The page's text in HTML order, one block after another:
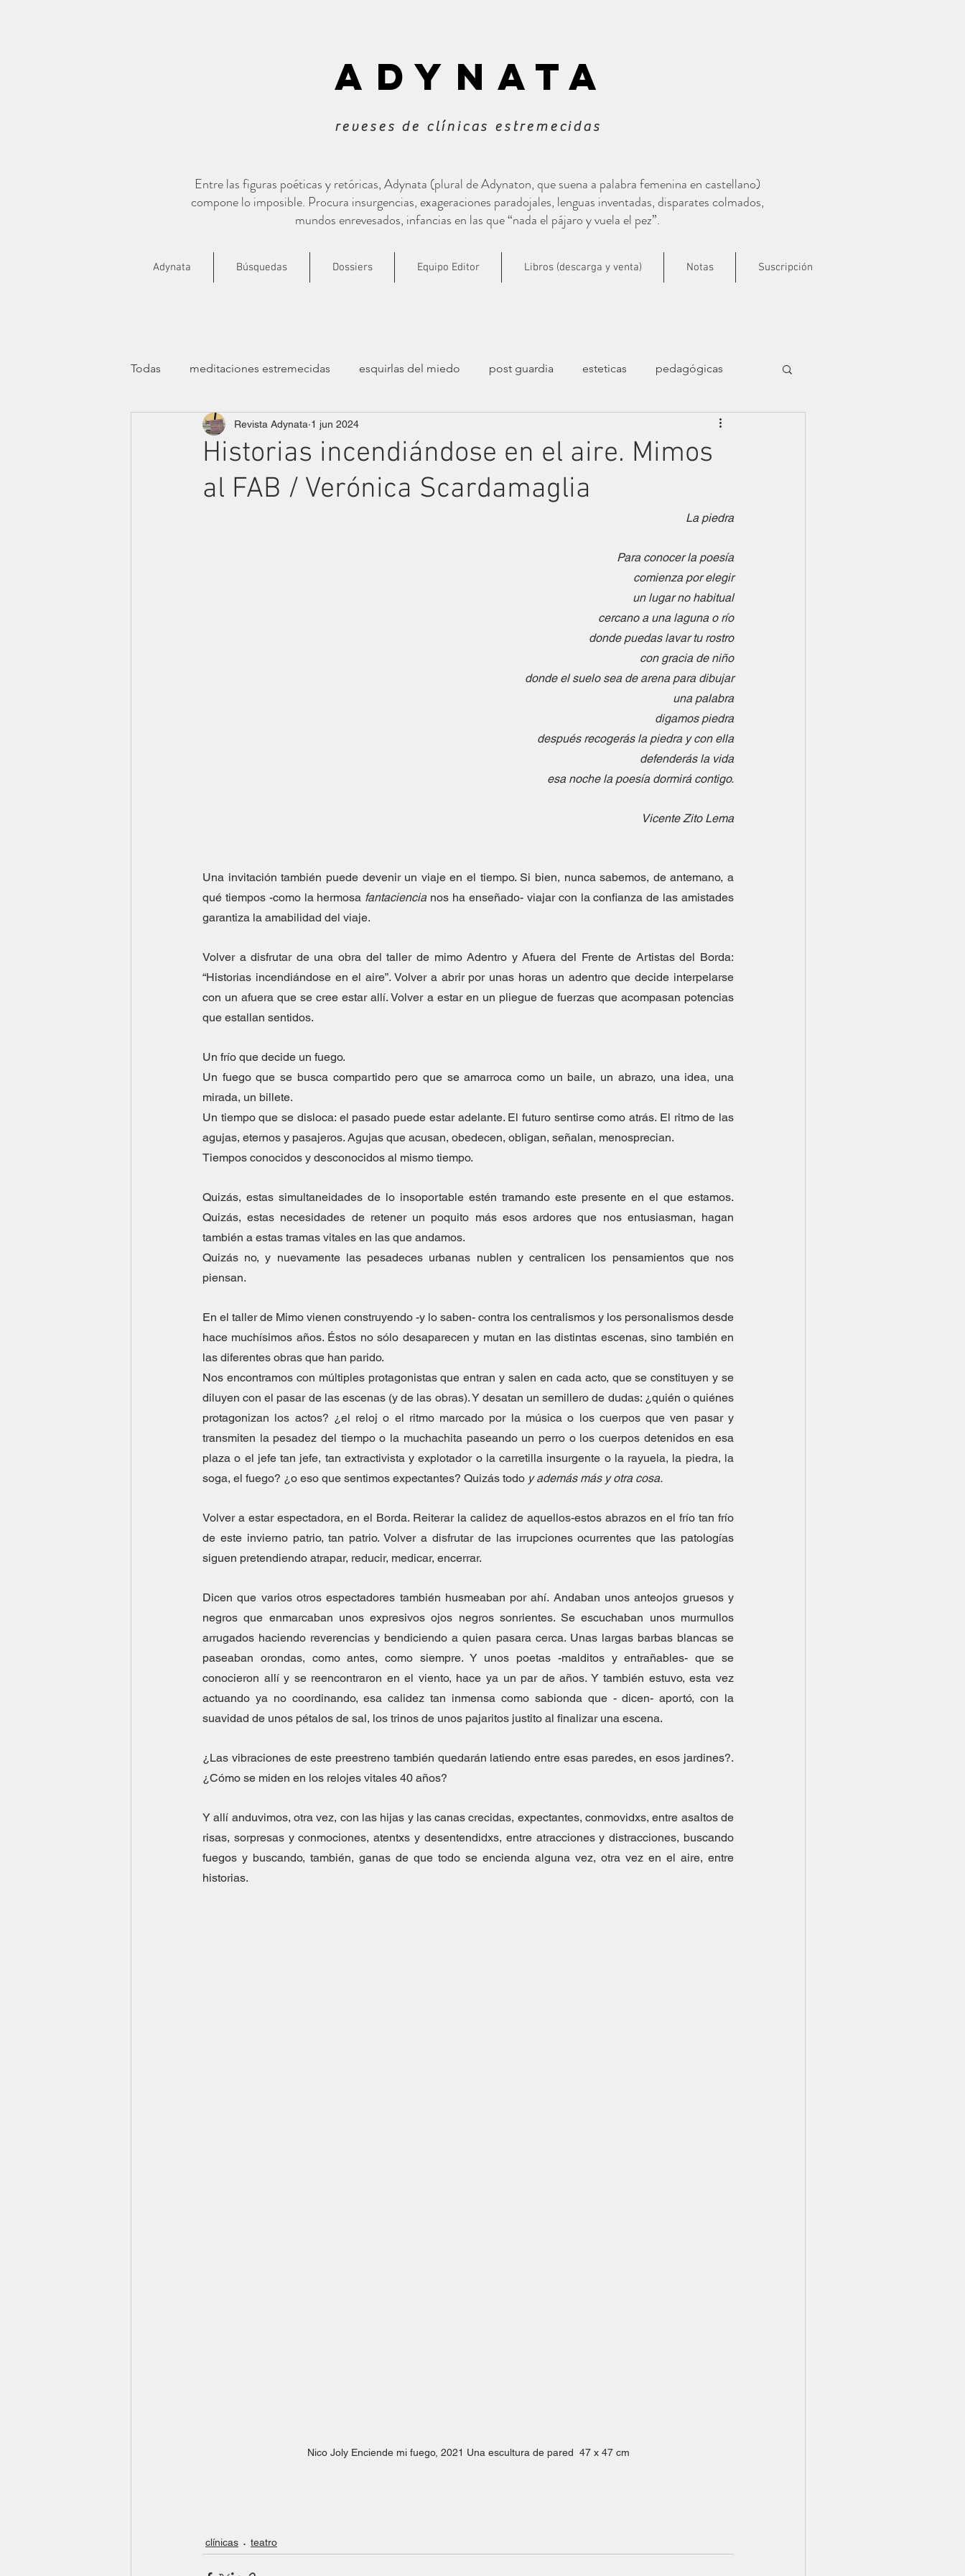
ADYNATa
reveses de clínicas estremecidas
Todas meditaciones estremecidas esquirlas del miedo post guardia esteticas pedagógicas
manifiestos efemérides poéticas
transfeminismos clínicas transfeminismos zaratustreanas filosóficas
Historias incendiándose en el aire. Mimos
al FAB / Verónica Scardamaglia
Revista Adynata 1 jun 2024
La piedra
Para conocer la poesía
comienza por elegir
un lugar no habitual
cercano a una laguna o río
donde puedas lavar tu rostro
con gracia de niño
donde el suelo sea de arena para dibujar
una palabra
digamos piedra
después recogerás la piedra y con ella
defenderás la vida
esa noche la poesía dormirá contigo.
Vicente Zito Lema
Una invitación también puede devenir un viaje en el tiempo. Si bien, nunca sabemos, de antemano, a
qué tiempos -como la hermosa fantaciencia nos ha enseñado- viajar con la confianza de las amistades
garantiza la amabilidad del viaje.
Volver a disfrutar de una obra del taller de mimo Adentro y Afuera del Frente de Artistas del Borda:
“Historias incendiándose en el aire”. Volver a abrir por unas horas un adentro que decide interpelarse
con un afuera que se cree estar allí. Volver a estar en un pliegue de fuerzas que acompasan potencias
que estallan sentidos.
Un frío que decide un fuego.
Un fuego que se busca compartido pero que se amarroca como un baile, un abrazo, una idea, una
mirada, un billete.
Un tiempo que se disloca: el pasado puede estar adelante. El futuro sentirse como atrás. El ritmo de las
agujas, eternos y pasajeros. Agujas que acusan, obedecen, obligan, señalan, menosprecian.
Tiempos conocidos y desconocidos al mismo tiempo.
Quizás, estas simultaneidades de lo insoportable estén tramando este presente en el que estamos.
Quizás, estas necesidades de retener un poquito más esos ardores que nos entusiasman, hagan
también a estas tramas vitales en las que andamos.
Quizás no, y nuevamente las pesadeces urbanas nublen y centralicen los pensamientos que nos
piensan.
En el taller de Mimo vienen construyendo -y lo saben- contra los centralismos y los personalismos desde
hace muchísimos años. Éstos no sólo desaparecen y mutan en las distintas escenas, sino también en
las diferentes obras que han parido.
Nos encontramos con múltiples protagonistas que entran y salen en cada acto, que se constituyen y se
diluyen con el pasar de las escenas (y de las obras). Y desatan un semillero de dudas: ¿quién o quiénes
protagonizan los actos? ¿el reloj o el ritmo marcado por la música o los cuerpos que ven pasar y
transmiten la pesadez del tiempo o la muchachita paseando un perro o los cuerpos detenidos en esa
plaza o el jefe tan jefe, tan extractivista y explotador o la carretilla insurgente o la rayuela, la piedra, la
soga, el fuego? ¿o eso que sentimos expectantes? Quizás todo y además más y otra cosa.
Volver a estar espectadora, en el Borda. Reiterar la calidez de aquellos-estos abrazos en el frío tan frío
de este invierno patrio, tan patrio. Volver a disfrutar de las irrupciones ocurrentes que las patologías
siguen pretendiendo atrapar, reducir, medicar, encerrar.
Dicen que varios otros espectadores también husmeaban por ahí. Andaban unos anteojos gruesos y
negros que enmarcaban unos expresivos ojos negros sonrientes. Se escuchaban unos murmullos
arrugados haciendo reverencias y bendiciendo a quien pasara cerca. Unas largas barbas blancas se
paseaban orondas, como antes, como siempre. Y unos poetas -malditos y entrañables- que se
conocieron allí y se reencontraron en el viento, hace ya un par de años. Y también estuvo, esta vez
actuando ya no coordinando, esa calidez tan inmensa como sabionda que - dicen- aportó, con la
suavidad de unos pétalos de sal, los trinos de unos pajaritos justito al finalizar una escena.
¿Las vibraciones de este preestreno también quedarán latiendo entre esas paredes, en esos jardines?.
¿Cómo se miden en los relojes vitales 40 años?
Y allí anduvimos, otra vez, con las hijas y las canas crecidas, expectantes, conmovidxs, entre asaltos de
risas, sorpresas y conmociones, atentxs y desentendidxs, entre atracciones y distracciones, buscando
fuegos y buscando, también, ganas de que todo se encienda alguna vez, otra vez en el aire, entre
historias.
Nico Joly Enciende mi fuego, 2021 Una escultura de pared  47 x 47 cm
clínicas teatro
Adynata Búsquedas Dossiers Equipo Editor Libros (descarga y venta) Notas Suscripción
Entre las figuras poéticas y retóricas, Adynata (plural de Adynaton, que suena a palabra femenina en castellano)
compone lo imposible. Procura insurgencias, exageraciones paradojales, lenguas inventadas, disparates colmados,
mundos enrevesados, infancias en las que “nada el pájaro y vuela el pez”.